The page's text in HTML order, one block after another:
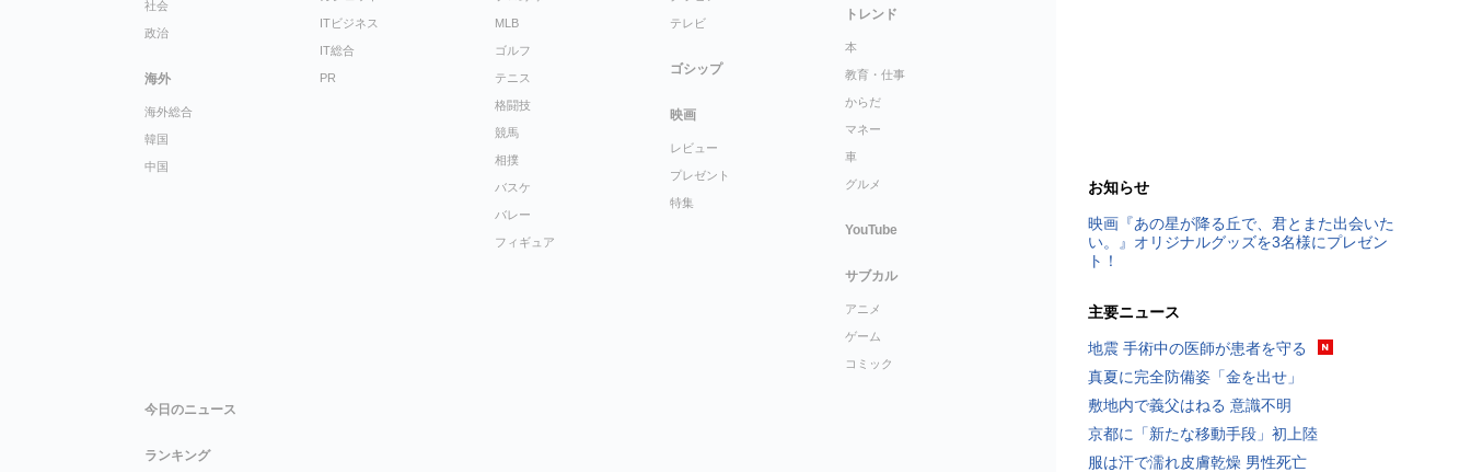
お知らせ
映画『あの星が降る丘で、君とまた出会いた
い。』オリジナルグッズを3名様にプレゼン
ト！
主要ニュース
地震 手術中の医師が患者を守る
真夏に完全防備姿「金を出せ」
敷地内で義父はねる 意識不明
京都に「新たな移動手段」初上陸
服は汗で濡れ皮膚乾燥 男性死亡
社会
政治
海外
海外総合
韓国
中国
ITビジネス
IT総合
PR
MLB
ゴルフ
テニス
格闘技
競馬
相撲
バスケ
バレー
フィギュア
テレビ
ゴシップ
映画
レビュー
プレゼント
特集
トレンド
本
教育・仕事
からだ
マネー
車
グルメ
YouTube
サブカル
アニメ
ゲーム
コミック
今日のニュース
ランキング